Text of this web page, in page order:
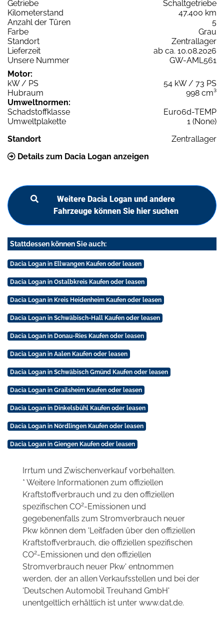
Getriebe
Schaltgetriebe
Kilometerstand
47.400 km
Anzahl der Türen
5
Farbe
Grau
Standort
Zentrallager
Lieferzeit
ab ca. 10.08.2026
Unsere Nummer
GW-AML561
Motor:
kW / PS
54 kW / 73 PS
Hubraum
998 cm³
Umweltnormen:
Schadstoffklasse
Euro6d-TEMP
Umweltplakette
1 (None)
Standort
Zentrallager
Details zum Dacia Logan anzeigen
Weitere Dacia Logan und andere
Fahrzeuge können Sie hier suchen
Stattdessen können Sie auch:
Dacia Logan in Ellwangen Kaufen oder leasen
Dacia Logan in Ostalbkreis Kaufen oder leasen
Dacia Logan in Kreis Heidenheim Kaufen oder leasen
Dacia Logan in Schwäbisch-Hall Kaufen oder leasen
Dacia Logan in Donau-Ries Kaufen oder leasen
Dacia Logan in Aalen Kaufen oder leasen
Dacia Logan in Schwäbisch Gmünd Kaufen oder leasen
Dacia Logan in Grailsheim Kaufen oder leasen
Dacia Logan in Dinkelsbühl Kaufen oder leasen
Dacia Logan in Nördlingen Kaufen oder leasen
Dacia Logan in Giengen Kaufen oder leasen
Irrtum und Zwischenverkauf vorbehalten.
* Weitere Informationen zum offiziellen
Kraftstoffverbrauch und zu den offiziellen
spezifischen CO2-Emissionen und
gegebenenfalls zum Stromverbrauch neuer
Pkw können dem 'Leitfaden über den offiziellen
Kraftstoffverbrauch, die offiziellen spezifischen
CO2-Emissionen und den offiziellen
Stromverbrauch neuer Pkw' entnommen
werden, der an allen Verkaufsstellen und bei der
'Deutschen Automobil Treuhand GmbH'
unentgeltlich erhältlich ist unter www.dat.de.